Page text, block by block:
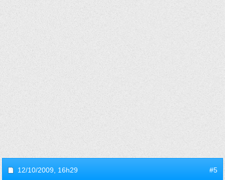
12/10/2009, 16h29 #5